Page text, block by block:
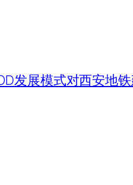
发展模式对西安地